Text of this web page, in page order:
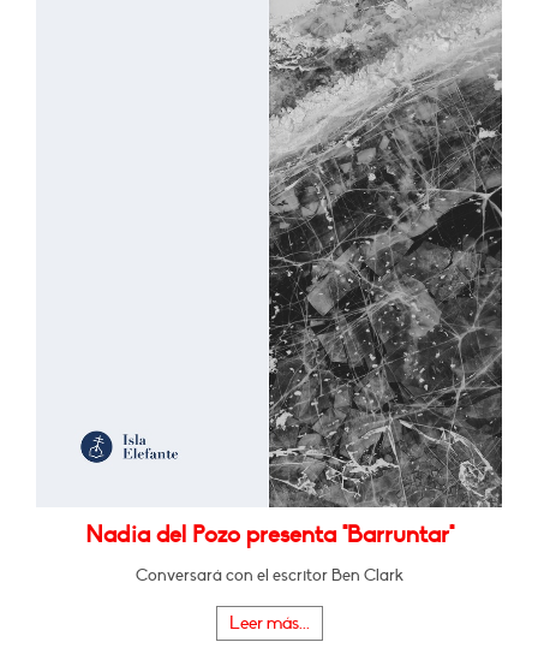
Nadia del Pozo presenta "Barruntar"
Conversará con el escritor Ben Clark
Leer más...